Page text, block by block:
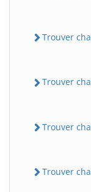
Trouver
Trouver
Trouver
Trouver